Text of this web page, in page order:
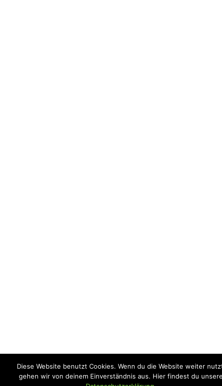
Diese Website benutzt Cookies. Wenn du die Website weiter
gehen wir von deinem Einverständnis aus. Hier findest du